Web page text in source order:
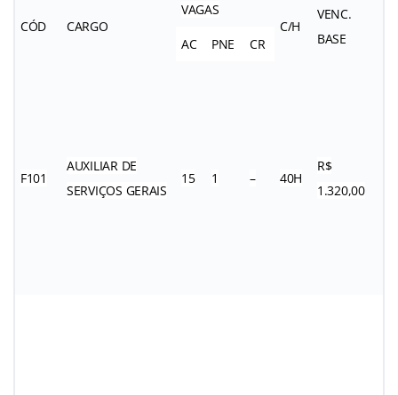
CÓD CARGO
VAGAS
C/H
VENC.
BASE
AC PNE CR
F101
AUXILIAR DE
SERVIÇOS GERAIS
15 1 – 40H
R$
1.320,00